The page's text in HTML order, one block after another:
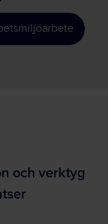
och verktyg